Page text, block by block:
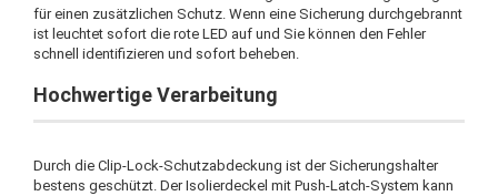
für einen zusätzlichen Schutz. Wenn eine Sicherung durchgebrannt
ist leuchtet sofort die rote LED auf und Sie können den Fehler
schnell identifizieren und sofort beheben.
Hochwertige Verarbeitung
Durch die Clip-Lock-Schutzabdeckung ist der Sicherungshalter
bestens geschützt. Der Isolierdeckel mit Push-Latch-System kann